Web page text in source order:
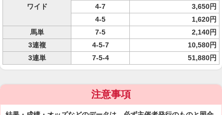
ワイド
4-7
3,650円
4-5
1,620円
馬単
7-5
2,140円
3連複
4-5-7
10,580円
3連単
7-5-4 51,880円
注意事項